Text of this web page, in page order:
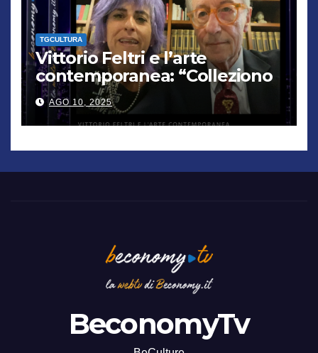
TGCULTURA
Vittorio Feltri e l’arte
contemporanea: “Colleziono
De Chirico. Cattelan? Un
genio”
AGO 10, 2025
BeconomyTv